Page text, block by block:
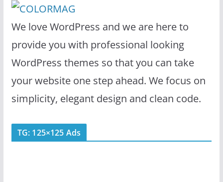
We love WordPress and we are here to
provide you with professional looking
WordPress themes so that you can take
your website one step ahead. We focus on
simplicity, elegant design and clean code.
TG: 125×125 Ads